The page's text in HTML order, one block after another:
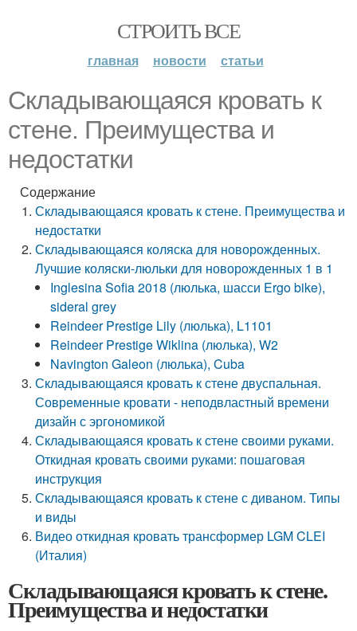
СТРОИТЬ ВСЕ
главная новости статьи
Складывающаяся кровать к
стене. Преимущества и
недостатки
Содержание
Складывающаяся кровать к стене. Преимущества и
недостатки
Складывающаяся коляска для новорожденных.
Лучшие коляски-люльки для новорожденных 1 в 1
Inglesina Sofia 2018 (люлька, шасси Ergo bike),
sideral grey
Reindeer Prestige Lily (люлька), L1101
Reindeer Prestige Wiklina (люлька), W2
Navington Galeon (люлька), Cuba
Складывающаяся кровать к стене двуспальная.
Современные кровати - неподвластный времени
дизайн с эргономикой
Складывающаяся кровать к стене своими руками.
Откидная кровать своими руками: пошаговая
инструкция
Складывающаяся кровать к стене с диваном. Типы
и виды
Видео откидная кровать трансформер LGM CLEI
(Италия)
Складывающаяся кровать к стене.
Преимущества и недостатки